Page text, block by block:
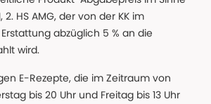
2. HS AMG, der von der KK im
abzüglich 5 % an die
wird.
E-Rezepte, die im Zeitraum von
bis 20 Uhr und Freitag bis 13 Uhr